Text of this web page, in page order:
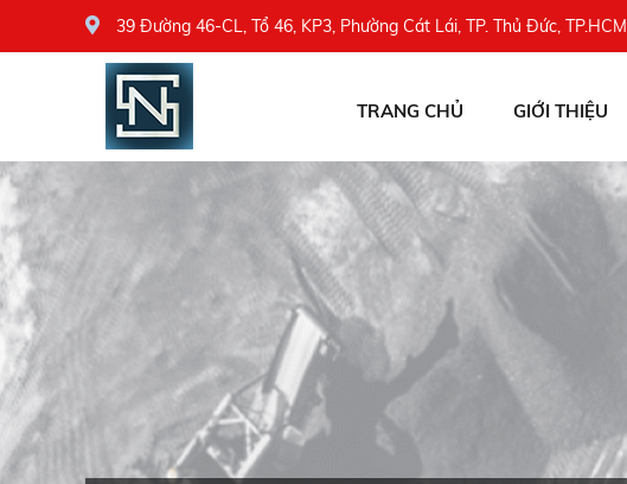
39 Đường 46-CL, Tổ 46, KP3, Phường Cát Lái, TP. Thủ Đức, TP.HCM
TRANG CHỦ GIỚI THIỆU